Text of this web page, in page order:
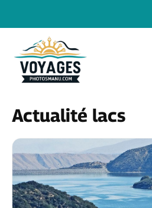
contenu
Actualité lacs